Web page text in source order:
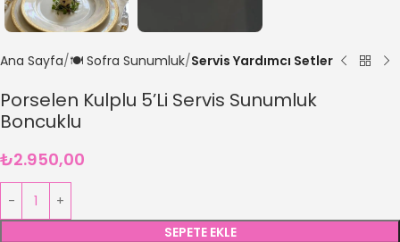
Ana Sayfa 🍽️ Sofra Sunumluk Servis Yardımcı Setler
Porselen Kulplu 5’Li Servis Sunumluk
Boncuklu
₺2.950,00
SEPETE EKLE